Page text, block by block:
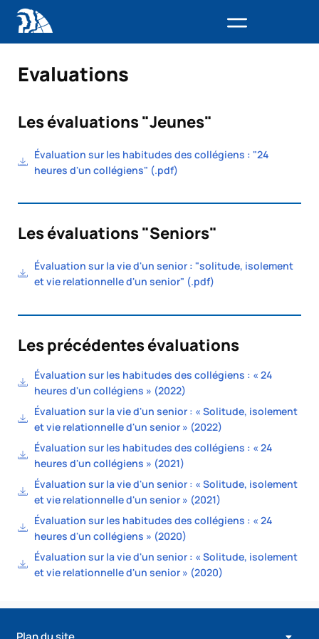
Evaluations
Les évaluations "Jeunes"
Évaluation sur les habitudes des collégiens : "24
heures d'un collégiens" (.pdf)
Les évaluations "Seniors"
Évaluation sur la vie d'un senior : "solitude, isolement
et vie relationnelle d'un senior" (.pdf)
Les précédentes évaluations
Évaluation sur les habitudes des collégiens : « 24
heures d'un collégiens » (2022)
Évaluation sur la vie d'un senior : « Solitude, isolement
et vie relationnelle d'un senior » (2022)
Évaluation sur les habitudes des collégiens : « 24
heures d'un collégiens » (2021)
Évaluation sur la vie d'un senior : « Solitude, isolement
et vie relationnelle d'un senior » (2021)
Évaluation sur les habitudes des collégiens : « 24
heures d'un collégiens » (2020)
Évaluation sur la vie d'un senior : « Solitude, isolement
et vie relationnelle d'un senior » (2020)